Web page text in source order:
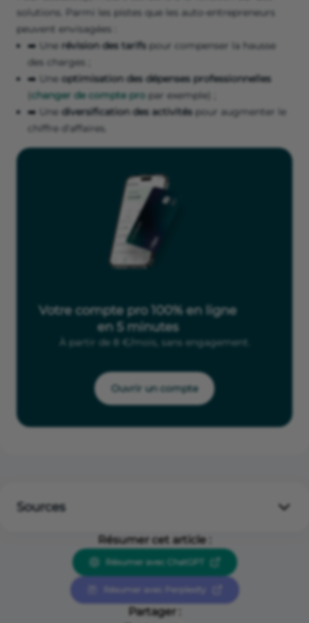
solutions. Parmi les pistes que les auto-entrepreneurs
peuvent envisagées :
➡️ Une révision des tarifs pour compenser la hausse
des charges ;
➡️ Une optimisation des dépenses professionnelles
(changer de compte pro par exemple) ;
➡️ Une diversification des activités pour augmenter le
chiffre d'affaires.
Votre compte pro 100% en ligne
en 5 minutes
À partir de 8 €/mois, sans engagement.
Ouvrir un compte
Sources
Source décret n° 2024-484 du 30 mai 2024.
Résumer cet article :
Résumer avec ChatGPT
Résumer avec Perplexity
Partager :